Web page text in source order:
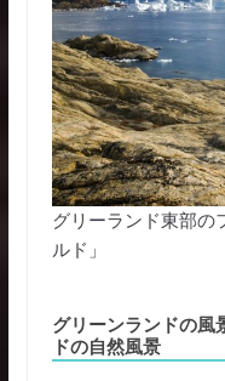
グリーランド東部の
ルド」
グリーンランドの
ドの自然風景